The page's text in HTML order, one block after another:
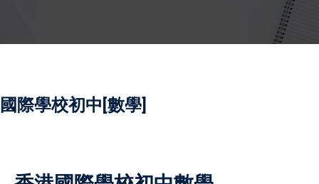
國際學校初中[數學]